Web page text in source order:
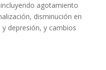
agotamiento
disminución en
depresión, y cambios